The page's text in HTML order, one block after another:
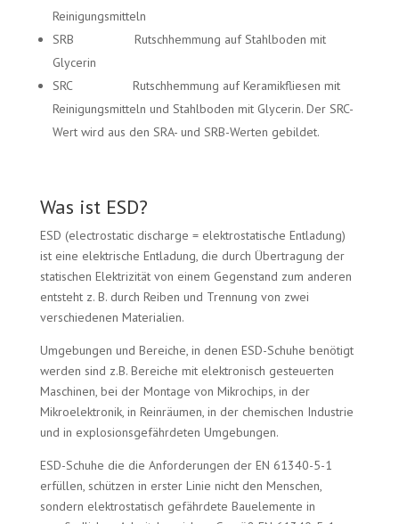
Reinigungsmitteln
SRB Rutschhemmung auf Stahlboden mit
Glycerin
SRC Rutschhemmung auf Keramikfliesen mit
Reinigungsmitteln und Stahlboden mit Glycerin. Der SRC-
Wert wird aus den SRA- und SRB-Werten gebildet.
Was ist ESD?
ESD (electrostatic discharge = elektrostatische Entladung)
ist eine elektrische Entladung, die durch Übertragung der
statischen Elektrizität von einem Gegenstand zum anderen
entsteht z. B. durch Reiben und Trennung von zwei
verschiedenen Materialien.
Umgebungen und Bereiche, in denen ESD-Schuhe benötigt
werden sind z.B. Bereiche mit elektronisch gesteuerten
Maschinen, bei der Montage von Mikrochips, in der
Mikroelektronik, in Reinräumen, in der chemischen Industrie
und in explosionsgefährdeten Umgebungen.
ESD-Schuhe die die Anforderungen der EN 61340-5-1
erfüllen, schützen in erster Linie nicht den Menschen,
sondern elektrostatisch gefährdete Bauelemente in